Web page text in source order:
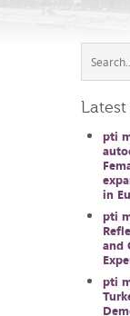
pti
in
pti
and
pti